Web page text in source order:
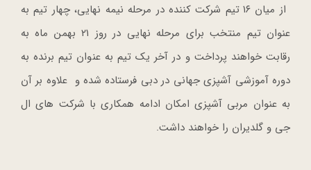
از میان ۱۶ تیم شرکت کننده در مرحله نیمه نهایی، چهار تیم به
عنوان تیم منتخب برای مرحله نهایی در روز ۲۱ بهمن ماه به
رقابت خواهند پرداخت و در آخر یک تیم به عنوان تیم برنده به
دوره آموزشی آشپزی جهانی در دبی فرستاده شده و علاوه بر آن
به عنوان مربی آشپزی امکان ادامه همکاری با شرکت های ال
جی و گلدیران را خواهند داشت.